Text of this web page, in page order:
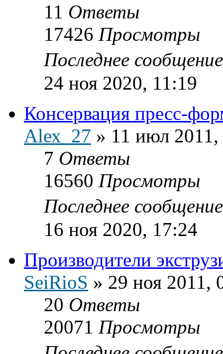
11 Ответы
17426 Просмотры
Последнее
24 ноя 2020, 11:19
Консервация пресс-
Аlех_27 » 11 июл
7 Ответы
16560 Просмотры
Последнее
16 ноя 2020, 17:24
Производители
SeiRioS » 29 ноя 2011,
20 Ответы
20071 Просмотры